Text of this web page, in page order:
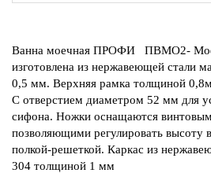
Ванна моечная ПРОФИ ПВМО2-
изготовлена из нержавеющей стали
0,5 мм. Верхняя рамка толщиной
С отверстием диаметром 52 мм для
сифона. Ножки оснащаются
позволяющими регулировать высоту
полкой-решеткой. Каркас из
304 толщиной 1 мм